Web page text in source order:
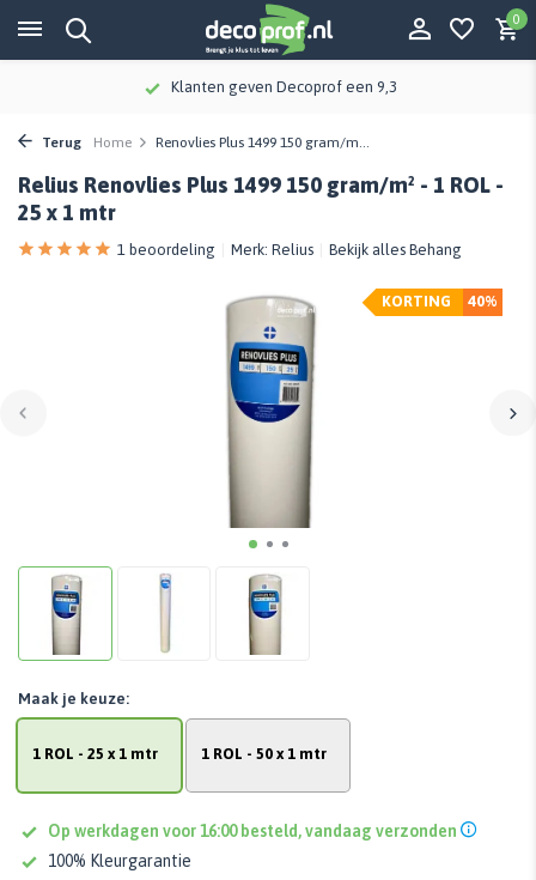
0
Klanten geven Decoprof een 9,3
Terug Home Renovlies Plus 1499 150 gram/m...
Relius Renovlies Plus 1499 150 gram/m² - 1 ROL -
25 x 1 mtr
1 beoordeling Merk: Relius Bekijk alles Behang
40%
KORTING
1 ROL - 25 x 1 mtr 1 ROL - 50 x 1 mtr
Maak je keuze:
Op werkdagen voor 16:00 besteld, vandaag verzonden
100% Kleurgarantie